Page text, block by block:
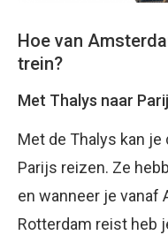
Hoe van
trein?
Met Thalys naar
Met de Thalys kan
Parijs reizen. Ze
en wanneer je vanaf
Rotterdam reist heb